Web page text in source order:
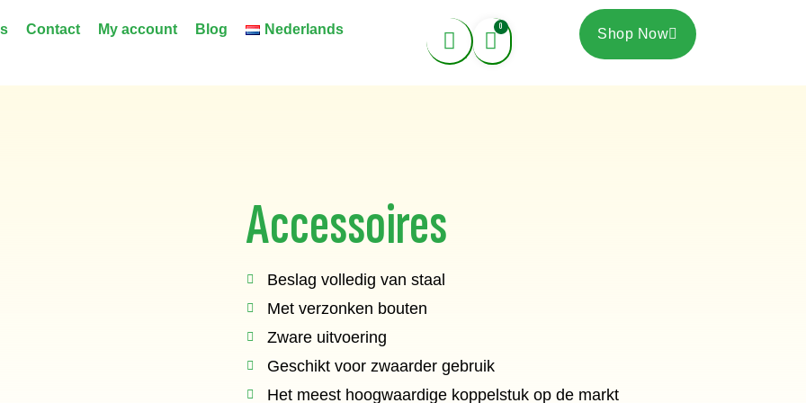
Contact My account Blog Nederlands 0
Winkelwagen Shop Now
Accessoires
Beslag volledig van staal
Met verzonken bouten
Zware uitvoering
Geschikt voor zwaarder gebruik
Het meest hoogwaardige koppelstuk op de markt